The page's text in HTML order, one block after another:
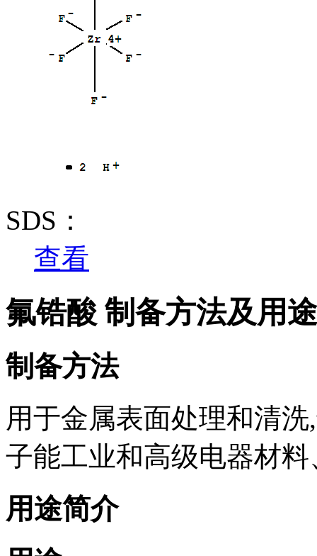
SDS：
查看
氟锆酸 制备方法及用途
制备方法
用于金属表面处理和清
子能工业和高级电器材
用途简介